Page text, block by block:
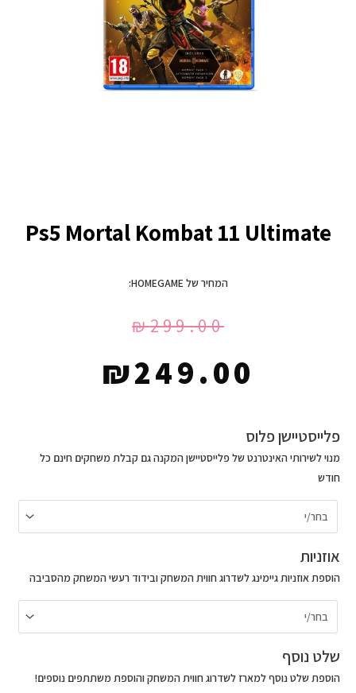
Ps5 Mortal Kombat 11 Ultimate
המחיר של HOMEGAME:
₪299.00
₪249.00
פלייסטיישן פלוס
מנוי לשירותי האינטרנט של פלייסטיישן המקנה גם קבלת משחקים חינם כל
חודש
אוזניות
הוספת אוזניות גיימינג לשדרוג חווית המשחק ובידוד רעשי המשחק מהסביבה
שלט נוסף
הוספת שלט נוסף למארז לשדרוג חווית המשחק והוספת משתתפים נוספים!
כמות
11